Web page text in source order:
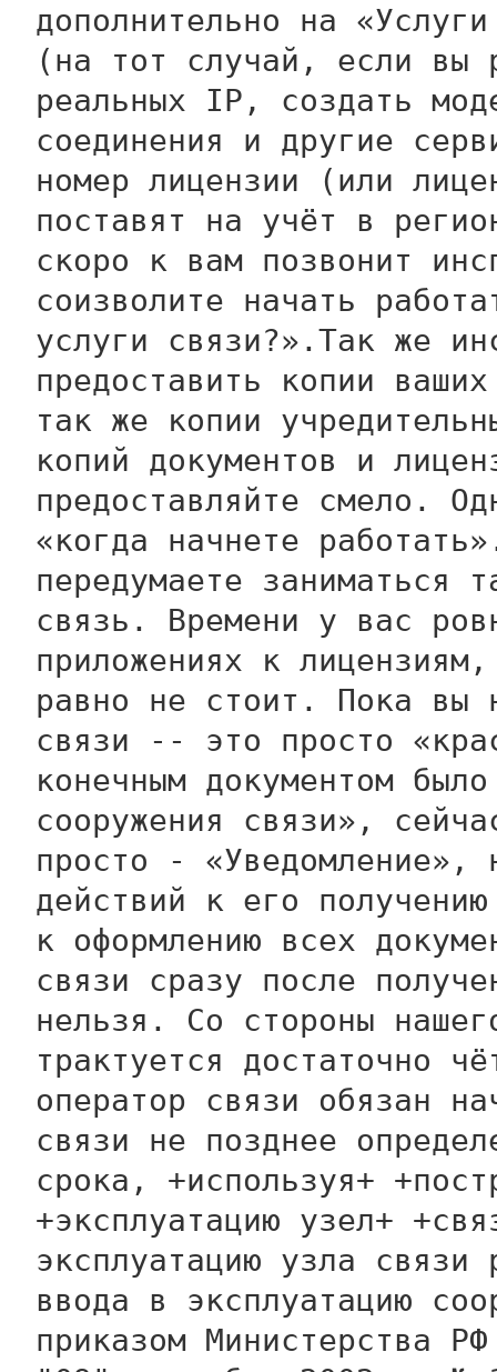
дополнительно на
(на тот случай, если вы
реальных IP, создать
соединения и другие
номер лицензии (или
поставят на учёт в
скоро к вам позвонит
соизволите начать
услуги связи?».Так же
предоставить копии
так же копии
копий документов и
предоставляйте смело.
«когда начнете
передумаете заниматься
связь. Времени у вас
приложениях к
равно не стоит. Пока вы
связи -- это просто
конечным документом
сооружения связи»,
просто - «Уведомление»,
действий к его
к оформлению всех
связи сразу после
нельзя. Со стороны
трактуется достаточно
оператор связи обязан
связи не позднее
срока, +используя+
+эксплуатацию узел+
эксплуатацию узла связи
ввода в эксплуатацию
приказом Министерства